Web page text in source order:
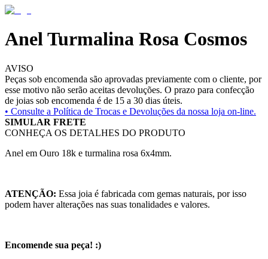
Anel Turmalina Rosa Cosmos
AVISO
Peças sob encomenda são aprovadas previamente com o cliente, por
esse motivo não serão aceitas devoluções. O prazo para confecção
de joias sob encomenda é de 15 a 30 dias úteis.
• Consulte a Política de Trocas e Devoluções da nossa loja on-line.
SIMULAR FRETE
CONHEÇA OS DETALHES DO PRODUTO
Anel em Ouro 18k e turmalina rosa 6x4mm.
ATENÇÃO: Essa joia é fabricada com gemas naturais, por isso
podem haver alterações nas suas tonalidades e valores.
Encomende sua peça! :)